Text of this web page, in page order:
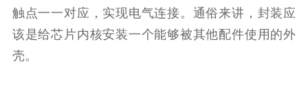
触点一一对应，实现电气连接。通俗来讲，封装应
该是给芯片内核安装一个能够被其他配件使用的外
壳。